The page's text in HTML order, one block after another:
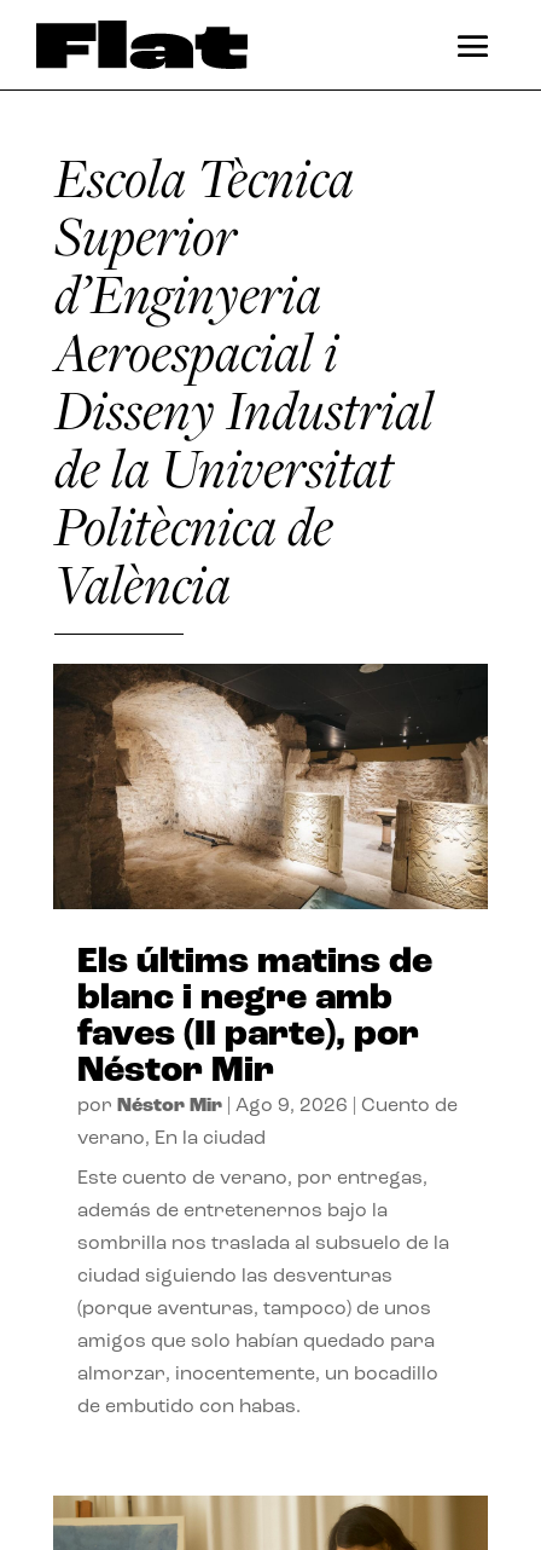
Escola Tècnica
Superior
d’Enginyeria
Aeroespacial i
Disseny Industrial
de la Universitat
Politècnica de
València
Els últims matins de
blanc i negre amb
faves (II parte), por
Néstor Mir
por Néstor Mir| Ago 9, 2026
Cuento de
verano, En la ciudad
Este cuento de verano, por entregas,
además de entretenernos bajo la
sombrilla nos traslada al subsuelo de la
ciudad siguiendo las desventuras
(porque aventuras, tampoco) de unos
amigos que solo habían quedado para
almorzar, inocentemente, un bocadillo
de embutido con habas.